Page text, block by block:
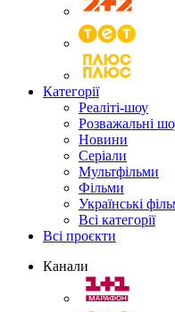
Категорії
Реаліті-шоу
Розважальні
Новини
Серіали
Мультфільми
Фільми
Українські
Всі категорії
Всі проєкти
Канали